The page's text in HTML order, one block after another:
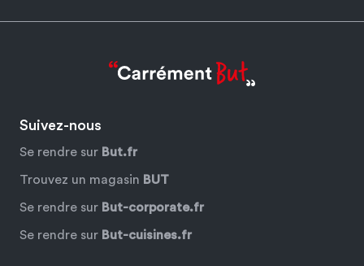
Suivez-nous
Se rendre sur But.fr
Trouvez un magasin BUT
Se rendre sur But-corporate.fr
Se rendre sur But-cuisines.fr